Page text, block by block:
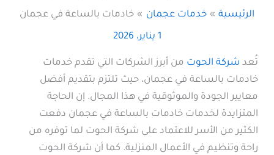
الرئيسية خدمات عجمان خادمات بالساعة في عجمان
1 يناير، 2026
تُعد شركة الحوت من أبرز الشركات التي تقدم خدمات
خادمات بالساعة في عجمان، حيث تلتزم بتقديم أفضل
معايير الجودة والموثوقية في هذا المجال. إن الحاجة
المتزايدة لخدمات خادمات بالساعة في عجمان دفعت
الكثير من الأسر للاعتماد على شركة الحوت لما توفره من
راحة وتنظيم في الأعمال المنزلية. كما أن شركة الحوت